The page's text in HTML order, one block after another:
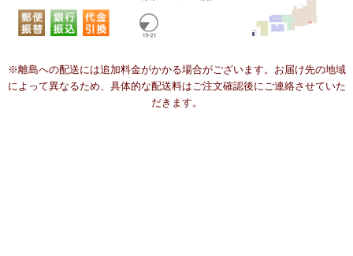
※離島への配送には追加料金がかかる場合がございます。お届け先の地域
によって異なるため、具体的な配送料はご注文確認後にご連絡させていた
だきます。